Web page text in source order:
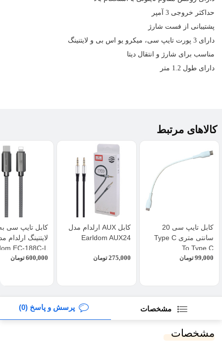
حداکثر خروجی 3 آمپر
پشتیبانی از فست شارژ
دارای 3 پورت تایپ سی، میکرو یو اس بی و لایتنینگ
مناسب برای شارژ و انتقال دیتا
دارای طول 1.2 متر
کالاهای مرتبط
کابل تایپ سی 20
سانتی متری Type C
To Type C
99,000 تومان
کابل AUX ارلدام مدل
Earldom AUX24
275,000 تومان
کابل تایپ سی
لایتنینگ ارلدام
EC-188C-L
600,000 تومان
مشخصات پرسش و پاسخ (0)
مشخصات